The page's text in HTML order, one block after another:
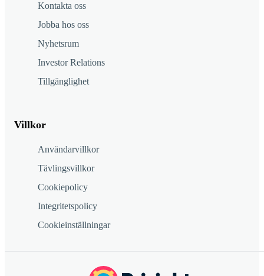
Kontakta oss
Jobba hos oss
Nyhetsrum
Investor Relations
Tillgänglighet
Villkor
Användarvillkor
Tävlingsvillkor
Cookiepolicy
Integritetspolicy
Cookieinställningar